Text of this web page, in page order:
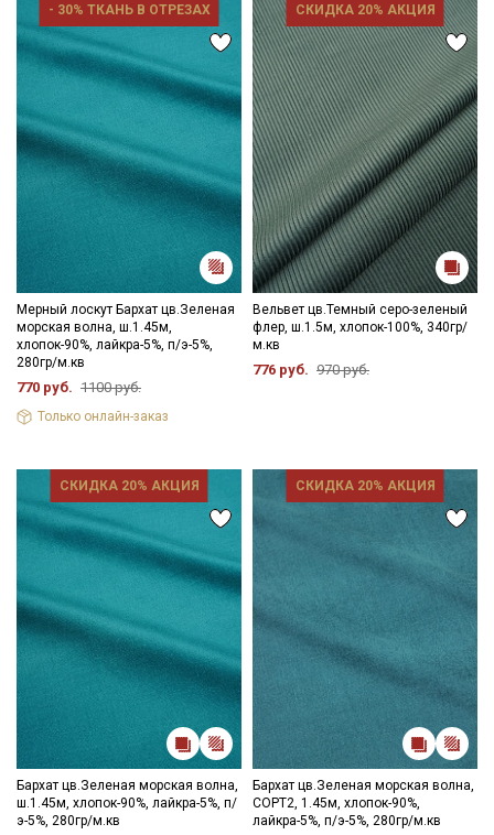
- 30% ТКАНЬ В ОТРЕЗАХ
Мерный лоскут Бархат цв.Зеленая
морская волна, ш.1.45м,
хлопок-90%, лайкра-5%, п/э-5%,
280гр/м.кв
770 руб. 1100 руб.
Только онлайн-заказ
СКИДКА 20% АКЦИЯ
Вельвет цв.Темный серо-зеленый
флер, ш.1.5м, хлопок-100%, 340гр/
м.кв
776 руб. 970 руб.
СКИДКА 20% АКЦИЯ
Бархат цв.Зеленая морская волна,
ш.1.45м, хлопок-90%, лайкра-5%, п/
э-5%, 280гр/м.кв
СКИДКА 20% АКЦИЯ
Бархат цв.Зеленая морская волна,
СОРТ2, 1.45м, хлопок-90%,
лайкра-5%, п/э-5%, 280гр/м.кв